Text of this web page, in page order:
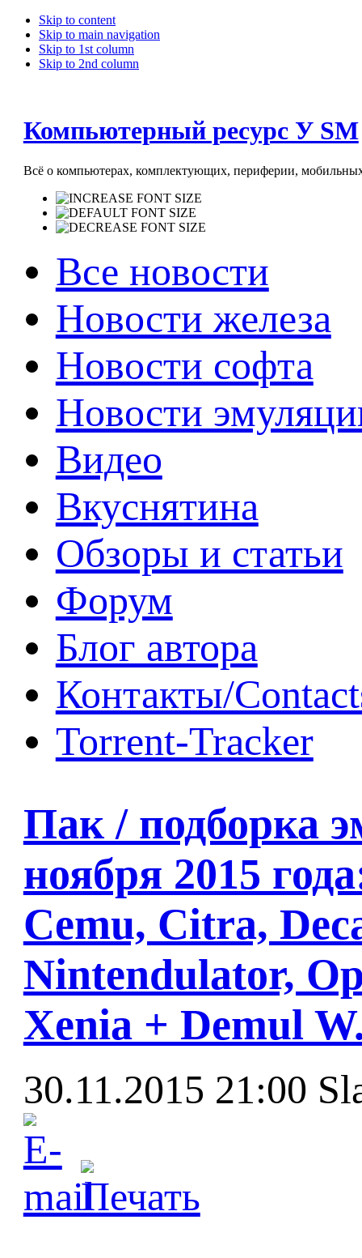
Skip to content
Skip to main navigation
Skip to 1st column
Skip to 2nd column
Компьютерный ресурс У SM
Всё о компьютерах, комплектующих, периферии, мобильных
Все новости
Новости железа
Новости софта
Новости
Видео
Вкуснятина
Обзоры и статьи
Форум
Блог автора
Контакты/
Torrent-Tracker
Пак / подборка
ноября 2015
Cemu, Citra,
Nintendulator,
Xenia + Demul
30.11.2015 21:00